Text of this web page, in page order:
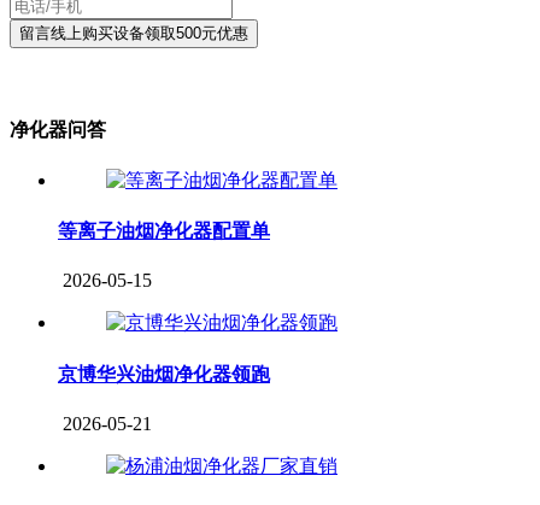
净化器问答
等离子油烟净化器配置单
2026-05-15
京博华兴油烟净化器领跑
2026-05-21